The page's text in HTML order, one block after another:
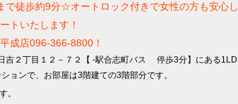
で徒歩約9分☆オートロック付きで女性の方も安心
トいたします！
成店096-366-8800！
吉２丁目１２－７２【 -駅合志町バス 停歩3分】にある
ョンで、お部屋は3階建ての3階部分です。
。